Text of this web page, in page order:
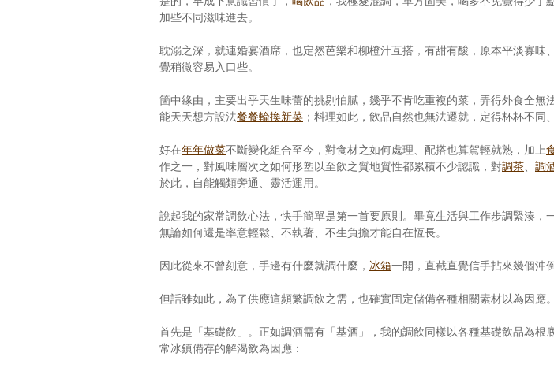
加些不同滋味進去。
耽溺之深，就連婚宴酒席，也定然芭樂和柳橙汁互搭，有甜有酸，原本平淡寡味
覺稍微容易入口些。
箇中緣由，主要出乎天生味蕾的挑剔怕膩，幾乎不肯吃重複的菜，弄得外食全無
能天天想方設法餐餐輪換新菜 ；料理如此，飲品自然也無法遷就，定得杯杯不同
好在年年做菜不斷變化組合至今，對食材之如何處理、配搭也算駕輕就熟，加上
作之一，對風味層次之如何形塑以至飲之質地質性都累積不少認識，對調茶、 調
於此，自能觸類旁通、靈活運用。
說起我的家常調飲心法，快手簡單是第一首要原則。畢竟生活與工作步調緊湊，
無論如何還是率意輕鬆、不執著、不生負擔才能自在恆長。
因此從來不曾刻意，手邊有什麼就調什麼， 冰箱一開，直截直覺信手拈來幾個沖
但話雖如此，為了供應這頻繁調飲之需，也確實固定儲備各種相關素材以為因應。
首先是「基礎飲」。正如調酒需有「基酒」，我的調飲同樣以各種基礎飲品為
常冰鎮備存的解渴飲為因應：